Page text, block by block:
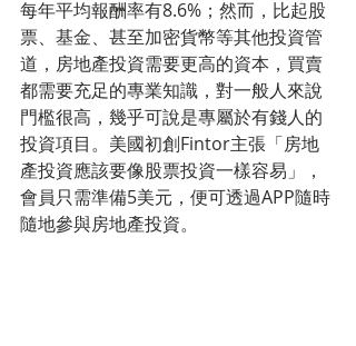
每年平均報酬率有8.6%；然而，比起股
票、基金、甚至加密貨幣等其他投資管
道，房地產投資需要更高的資本，買賣
都需要充足的專業知識，對一般人來說
門檻很高，幾乎可說是專屬於有錢人的
投資項目。美國初創Fintor主張「房地
產投資應該要像股票投資一樣容易」，
會員只需準備5美元，便可透過APP隨時
隨地參與房地產投資。